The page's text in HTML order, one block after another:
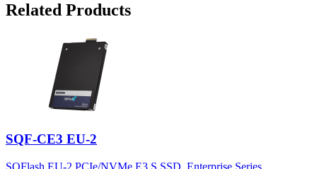
Related Products
SQF-CE3 EU-2
SQFlash EU-2 PCIe/NVMe E3.S SSD, Enterprise Series